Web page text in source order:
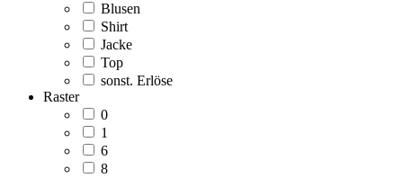
Blusen
Shirt
Jacke
Top
sonst. Erlöse
Raster
0
1
6
8